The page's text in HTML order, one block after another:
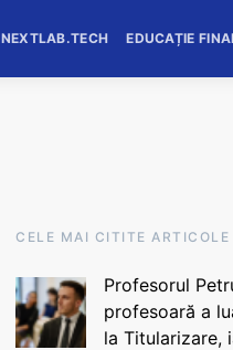
NEXTLAB.TECH EDUCAȚIE
CELE MAI CITITE ARTICOLE
Profesorul
profesoară a
la Titularizare,